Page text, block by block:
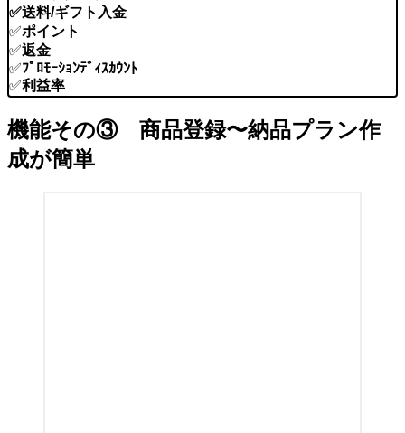
✅送料/ギフト入金
✅ポイント
✅返金
✅ﾌﾟﾛﾓｰｼｮﾝﾃﾞｨｽｶｳﾝﾄ
✅利益率
機能その③ 商品登録〜納品プラン作
成が簡単